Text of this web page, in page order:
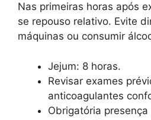
Nas primeiras horas após
se repouso relativo. Evite
máquinas ou consumir
Jejum: 8 horas.
Revisar exames
anticoagulantes
Obrigatória